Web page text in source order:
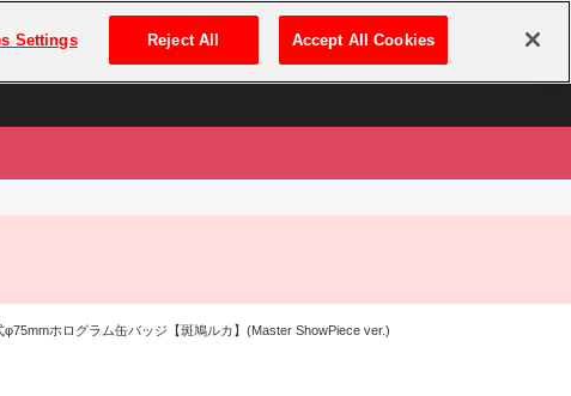
とは ログイン・新規登録
会
ホログラム缶バッジ【斑鳩ルカ】(Master ShowPiece ver.)
Settings Reject All Accept All Cookies